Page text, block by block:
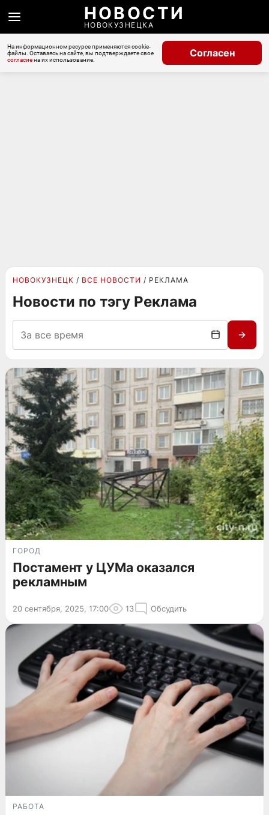
НОВОСТИ
НОВОКУЗНЕЦКА
На информационном ресурсе применяются cookie-
файлы. Оставаясь на сайте, вы подтверждаете свое
согласиена их использование.
Согласен
НОВОКУЗНЕЦК ВСЕ НОВОСТИ РЕКЛАМА
Новости по тэгу Реклама
ГОРОД
Постамент у ЦУМа оказался
рекламным
20 сентября, 2025, 17:00 13 Обсудить
РАБОТА